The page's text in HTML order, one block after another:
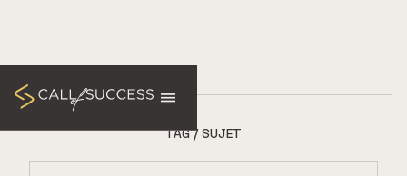
TAG / SUJET